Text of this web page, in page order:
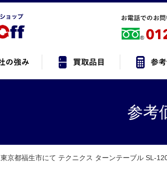
参考
東京都福生市にて テクニクス ターンテーブル SL-